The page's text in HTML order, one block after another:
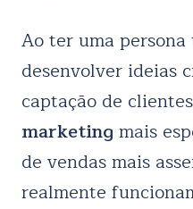
Ao ter uma
desenvolver ideias
captação de
marketing mais
de vendas mais
realmente